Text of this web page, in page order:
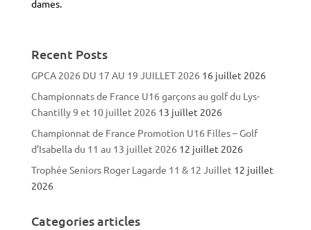
dames.
Recent Posts
GPCA 2026 DU 17 AU 19 JUILLET 2026 16 juillet 2026
Championnats de France U16 garçons au golf du Lys-
Chantilly 9 et 10 juillet 2026 13 juillet 2026
Championnat de France Promotion U16 Filles – Golf
d’Isabella du 11 au 13 juillet 2026 12 juillet 2026
Trophée Seniors Roger Lagarde 11 & 12 Juillet 12 juillet
2026
Categories articles